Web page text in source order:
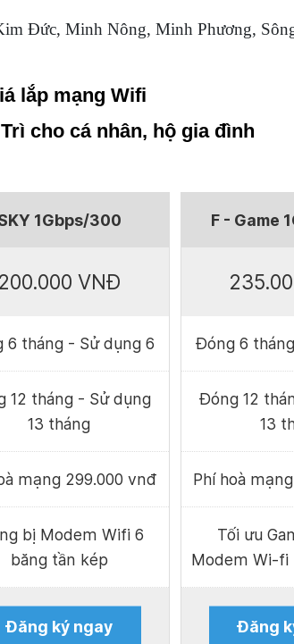
Đức, Minh Nông, Minh Phương,
lắp mạng Wifi
cho cá nhân, hộ gia đình
1Gbps/300
200.000 VNĐ
6 tháng - Sử dụng 6
12 tháng - Sử dụng
13 tháng
mạng 299.000 vnđ
bị Modem Wifi 6
băng tần kép
Đăng ký ngay
F - Game
Đóng 6
Đóng 12
13
Phí hoà
Tối ưu
Modem Wi-fi
Đăng